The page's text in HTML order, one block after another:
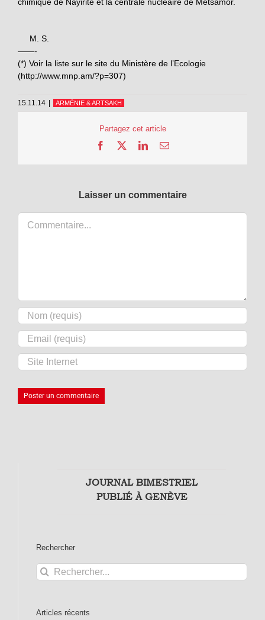
M. S.
——-
(*) Voir la liste sur le site du Ministère de l’Ecologie
(http://www.mnp.am/?p=307)
15.11.14 ARMÉNIE & ARTSAKH
Partagez cet article
Facebook LinkedInEmail
Laisser un commentaire
Commentaire
JOURNAL BIMESTRIEL
PUBLIÉ À GENÈVE
Rechercher
Rechercher:
Articles récents